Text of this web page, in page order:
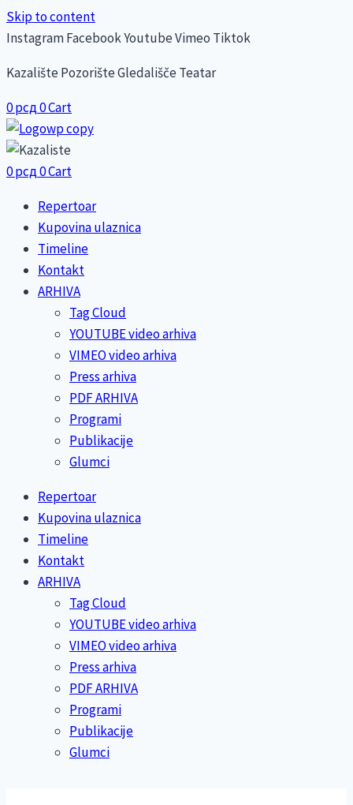
Skip to content
InstagramFacebookYoutubeVimeo Tiktok
Kazalište Pozorište Gledališče Teatar
0рсд0Cart
0рсд0Cart
Repertoar
Kupovina ulaznica
Timeline
Kontakt
ARHIVA
Tag Cloud
YOUTUBE video arhiva
VIMEO video arhiva
Press arhiva
PDF ARHIVA
Programi
Publikacije
Glumci
Repertoar
Kupovina ulaznica
Timeline
Kontakt
ARHIVA
Tag Cloud
YOUTUBE video arhiva
VIMEO video arhiva
Press arhiva
PDF ARHIVA
Programi
Publikacije
Glumci